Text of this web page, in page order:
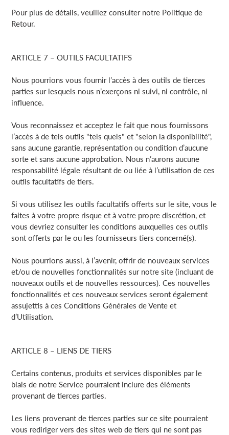
Pour plus de détails, veuillez consulter notre Politique de
Retour.
ARTICLE 7 – OUTILS FACULTATIFS
Nous pourrions vous fournir l’accès à des outils de tierces
parties sur lesquels nous n’exerçons ni suivi, ni contrôle, ni
influence.
Vous reconnaissez et acceptez le fait que nous fournissons
l’accès à de tels outils "tels quels" et "selon la disponibilité",
sans aucune garantie, représentation ou condition d’aucune
sorte et sans aucune approbation. Nous n’aurons aucune
responsabilité légale résultant de ou liée à l’utilisation de ces
outils facultatifs de tiers.
Si vous utilisez les outils facultatifs offerts sur le site, vous le
faites à votre propre risque et à votre propre discrétion, et
vous devriez consulter les conditions auxquelles ces outils
sont offerts par le ou les fournisseurs tiers concerné(s).
Nous pourrions aussi, à l’avenir, offrir de nouveaux services
et/ou de nouvelles fonctionnalités sur notre site (incluant de
nouveaux outils et de nouvelles ressources). Ces nouvelles
fonctionnalités et ces nouveaux services seront également
assujettis à ces Conditions Générales de Vente et
d’Utilisation.
ARTICLE 8 – LIENS DE TIERS
Certains contenus, produits et services disponibles par le
biais de notre Service pourraient inclure des éléments
provenant de tierces parties.
Les liens provenant de tierces parties sur ce site pourraient
vous rediriger vers des sites web de tiers qui ne sont pas